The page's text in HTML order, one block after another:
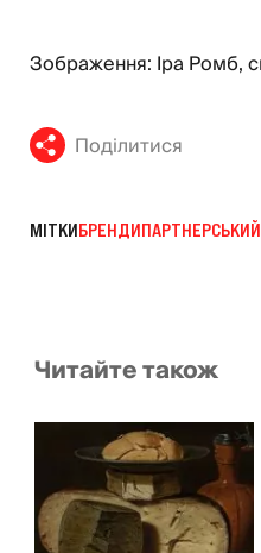
Зображення: Іра Ромб,
Поділитися
МІТКИБРЕНДИ
Читайте також